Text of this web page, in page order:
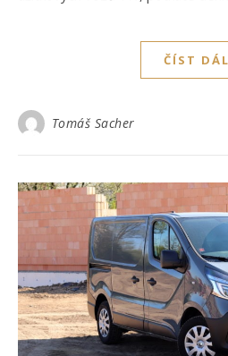
ČÍST
Tomáš Sacher